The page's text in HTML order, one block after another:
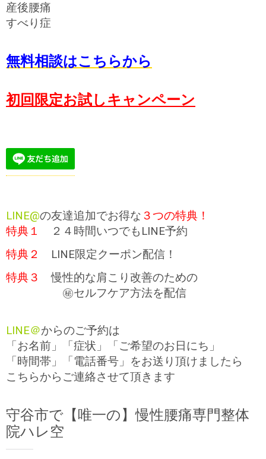
産後腰痛
すべり症
無料相談はこちらから
初回限定お試しキャンペーン
LINE@の友達追加でお得な ３つの特典！
特典１
２４時間いつでもLINE予約
特典２
LINE限定クーポン配信！
特典３
慢性的な肩こり改善のための
㊙セルフケア方法を配信
LINE＠からのご予約は
「お名前」「症状」「ご希望のお日にち」
「時間帯」「電話番号」をお送り頂けましたら
こちらからご連絡させて頂きます
守谷市で【唯一の】慢性腰痛専門整体
院ハレ空